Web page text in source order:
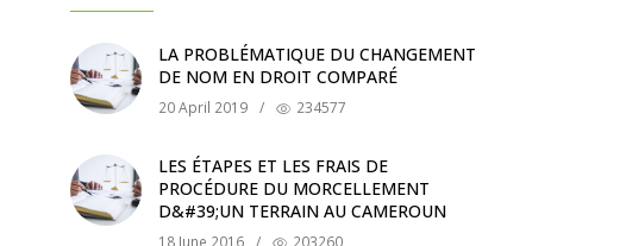
LA PROBLÉMATIQUE DU CHANGEMENT
DE NOM EN DROIT COMPARÉ
20 April 2019 / 234577
LES ÉTAPES ET LES FRAIS DE
PROCÉDURE DU MORCELLEMENT
D&#39;UN TERRAIN AU CAMEROUN
18 June 2016 / 203260